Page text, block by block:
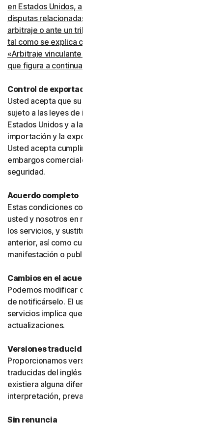
en Estados Unidos, acepta resolver todas las
disputas relacionadas con este acuerdo mediante
arbitraje o ante un tribunal de reclamaciones menores,
tal como se explica con más detalle en la sección
«Arbitraje vinculante y renuncia a acciones colectivas»
que figura a continuación
Control de exportaciones
Usted acepta que su uso de los Servicios puede estar
sujeto a las leyes de importación y exportación de los
Estados Unidos y a las leyes de otros países en los que la
importación y la exportación puedan estar restringidas.
Usted acepta cumplir todas dichas leyes, incluidos los
embargos comerciales, las sanciones y los requisitos de
seguridad.
Acuerdo completo
Estas condiciones constituyen el acuerdo íntegro entre
usted y nosotros en relación con su uso del software y
los servicios, y sustituyen cualquier acuerdo o condición
anterior, así como cualquier otra comunicación,
manifestación o publicidad relacionada con ellos.
Cambios en el acuerdo
Podemos modificar o actualizar el acuerdo sin necesidad
de notificárselo. El uso continuado de los productos o
servicios implica que usted acepta dichos cambios o
actualizaciones.
Versiones traducidas
Proporcionamos versiones de estas condiciones
traducidas del inglés únicamente para su comodidad. Si
existiera alguna diferencia de significado o
interpretación, prevalecerá la versión en inglés.
Sin renuncia